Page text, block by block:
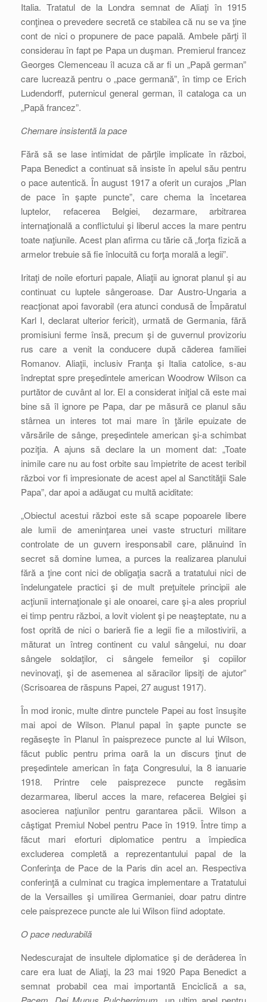
Italia. Tratatul de la Londra semnat de Aliaţi în 1915
conţinea o prevedere secretă ce stabilea că nu se va ţine
cont de nici o propunere de pace papală. Ambele părţi îl
considerau în fapt pe Papa un duşman. Premierul francez
Georges Clemenceau îl acuza că ar fi un „Papă german”
care lucrează pentru o „pace germană”, în timp ce Erich
Ludendorff, puternicul general german, îl cataloga ca un
„Papă francez”.
Chemare insistentă la pace
Fără să se lase intimidat de părţile implicate în război,
Papa Benedict a continuat să insiste în apelul său pentru
o pace autentică. În august 1917 a oferit un curajos „Plan
de pace în şapte puncte”, care chema la încetarea
luptelor, refacerea Belgiei, dezarmare, arbitrarea
internaţională a conflictului şi liberul acces la mare pentru
toate naţiunile. Acest plan afirma cu tărie că „forţa fizică a
armelor trebuie să fie înlocuită cu forţa morală a legii”.
Iritaţi de noile eforturi papale, Aliaţii au ignorat planul şi au
continuat cu luptele sângeroase. Dar Austro-Ungaria a
reacţionat apoi favorabil (era atunci condusă de Împăratul
Karl I, declarat ulterior fericit), urmată de Germania, fără
promisiuni ferme însă, precum şi de guvernul provizoriu
rus care a venit la conducere după căderea familiei
Romanov. Aliaţii, inclusiv Franţa şi Italia catolice, s-au
îndreptat spre preşedintele american Woodrow Wilson ca
purtător de cuvânt al lor. El a considerat iniţial că este mai
bine să îl ignore pe Papa, dar pe măsură ce planul său
stârnea un interes tot mai mare în ţările epuizate de
vărsările de sânge, preşedintele american şi-a schimbat
poziţia. A ajuns să declare la un moment dat: „Toate
inimile care nu au fost orbite sau împietrite de acest teribil
război vor fi impresionate de acest apel al Sanctităţii Sale
Papa”, dar apoi a adăugat cu multă aciditate:
„Obiectul acestui război este să scape popoarele libere
ale lumii de ameninţarea unei vaste structuri militare
controlate de un guvern iresponsabil care, plănuind în
secret să domine lumea, a purces la realizarea planului
fără a ţine cont nici de obligaţia sacră a tratatului nici de
îndelungatele practici şi de mult preţuitele principii ale
acţiunii internaţionale şi ale onoarei, care şi-a ales propriul
ei timp pentru război, a lovit violent şi pe neaşteptate, nu a
fost oprită de nici o barieră fie a legii fie a milostivirii, a
măturat un întreg continent cu valul sângelui, nu doar
sângele soldaţilor, ci sângele femeilor şi copiilor
nevinovaţi, şi de asemenea al săracilor lipsiţi de ajutor”
(Scrisoarea de răspuns Papei, 27 august 1917).
În mod ironic, multe dintre punctele Papei au fost însuşite
mai apoi de Wilson. Planul papal în şapte puncte se
regăseşte în Planul în paisprezece puncte al lui Wilson,
făcut public pentru prima oară la un discurs ţinut de
preşedintele american în faţa Congresului, la 8 ianuarie
1918. Printre cele paisprezece puncte regăsim
dezarmarea, liberul acces la mare, refacerea Belgiei şi
asocierea naţiunilor pentru garantarea păcii. Wilson a
câştigat Premiul Nobel pentru Pace în 1919. Între timp a
făcut mari eforturi diplomatice pentru a împiedica
excluderea completă a reprezentantului papal de la
Conferinţa de Pace de la Paris din acel an. Respectiva
conferinţă a culminat cu tragica implementare a Tratatului
de la Versailles şi umilirea Germaniei, doar patru dintre
cele paisprezece puncte ale lui Wilson fiind adoptate.
O pace nedurabilă
Nedescurajat de insultele diplomatice şi de derâderea în
care era luat de Aliaţi, la 23 mai 1920 Papa Benedict a
semnat probabil cea mai importantă Enciclică a sa,